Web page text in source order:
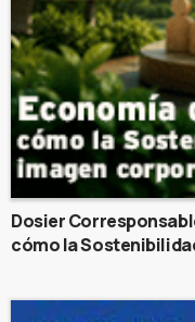
Dosier
cómo la